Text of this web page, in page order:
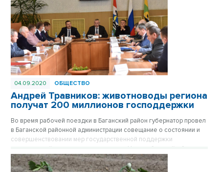
04.09.2020 ОБЩЕСТВО
Андрей Травников: животноводы региона
получат 200 миллионов господдержки
Во время рабочей поездки в Баганский район губернатор провел
в Баганской районной администрации совещание о состоянии и
совершенствовании мер государственной поддержки
сельскохозяйственного производства Новосибирской области.
Андрей Травников заявил, что в числе новых мер поддержки
животноводов Новосибирской области правительством региона